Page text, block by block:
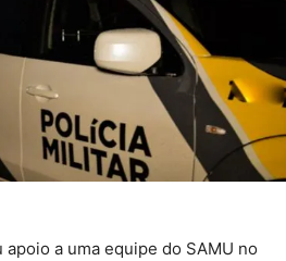
a uma equipe do SAMU no